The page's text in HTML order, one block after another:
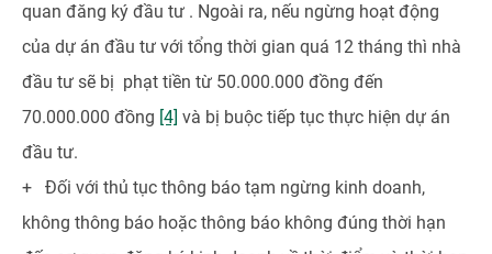
quan đăng ký đầu tư . Ngoài ra, nếu ngừng hoạt động
của dự án đầu tư với tổng thời gian quá 12 tháng thì nhà
đầu tư sẽ bị phạt tiền từ 50.000.000 đồng đến
70.000.000 đồng [4] và bị buộc tiếp tục thực hiện dự án
đầu tư.
+ Đối với thủ tục thông báo tạm ngừng kinh doanh,
không thông báo hoặc thông báo không đúng thời hạn